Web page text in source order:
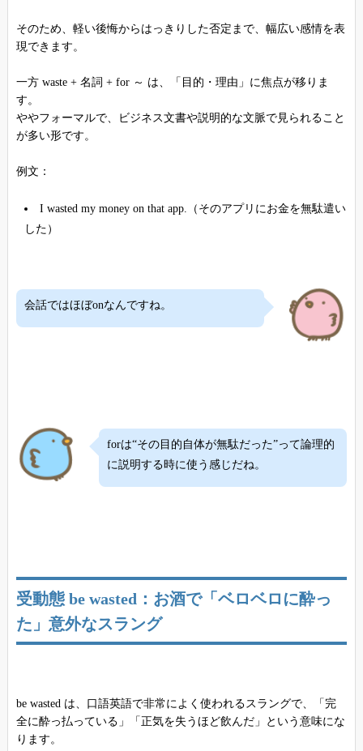
そのため、軽い後悔からはっきりした否定まで、幅広い感情を表
現できます。
一方 waste + 名詞 + for ～ は、「目的・理由」に焦点が移りま
す。
ややフォーマルで、ビジネス文書や説明的な文脈で見られること
が多い形です。
例文：
I wasted my money on that app.（そのアプリにお金を無駄遣い
した）
会話ではほぼonなんですね。
forは“その目的自体が無駄だった”って論理的
に説明する時に使う感じだね。
受動態 be wasted：お酒で「ベロベロに酔っ
た」意外なスラング
be wasted は、口語英語で非常によく使われるスラングで、「完
全に酔っ払っている」「正気を失うほど飲んだ」という意味にな
ります。